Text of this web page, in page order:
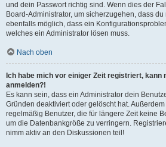
und dein Passwort richtig sind. Wenn dies der
Board-Administrator, um sicherzugehen, dass
ebenfalls möglich, dass ein
welches ein Administrator lösen muss.
Nach oben
Ich habe mich vor einiger Zeit registriert, kann
anmelden?!
Es kann sein, dass ein Administrator dein
Gründen deaktiviert oder gelöscht hat.
regelmäßig Benutzer, die für längere Zeit keine
um die Datenbankgröße zu verringern.
nimm aktiv an den Diskussionen teil!